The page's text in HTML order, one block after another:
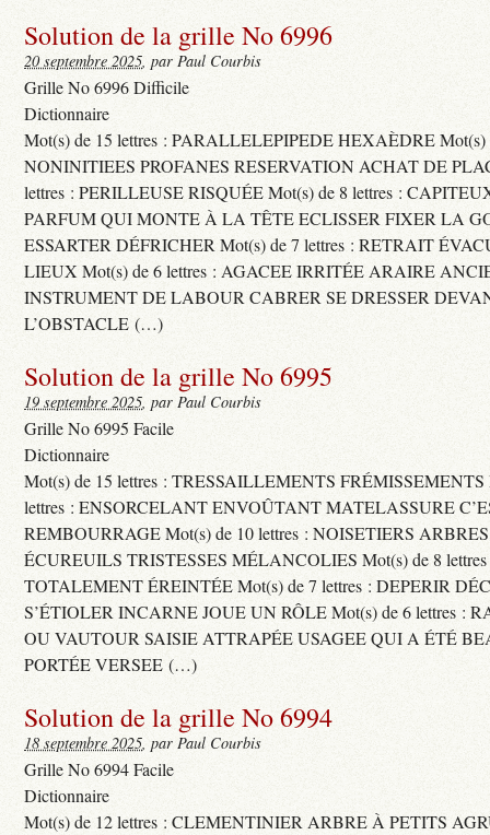
Solution de la grille No 6996
20 septembre 2025, par Paul Courbis
Grille No 6996 Difficile
Dictionnaire
Mot(s) de 15 lettres : PARALLELEPIPEDE HEXAÈDRE Mot(s)
NONINITIEES PROFANES RESERVATION ACHAT DE
lettres : PERILLEUSE RISQUÉE Mot(s) de 8 lettres :
PARFUM QUI MONTE À LA TÊTE ECLISSER FIXER LA
ESSARTER DÉFRICHER Mot(s) de 7 lettres : RETRAIT
LIEUX Mot(s) de 6 lettres : AGACEE IRRITÉE ARAIRE
INSTRUMENT DE LABOUR CABRER SE DRESSER
L’OBSTACLE (…)
Solution de la grille No 6995
19 septembre 2025, par Paul Courbis
Grille No 6995 Facile
Dictionnaire
Mot(s) de 15 lettres : TRESSAILLEMENTS FRÉMISSEMENTS
lettres : ENSORCELANT ENVOÛTANT MATELASSURE
REMBOURRAGE Mot(s) de 10 lettres : NOISETIERS
ÉCUREUILS TRISTESSES MÉLANCOLIES Mot(s) de 8
TOTALEMENT ÉREINTÉE Mot(s) de 7 lettres : DEPERIR
S’ÉTIOLER INCARNE JOUE UN RÔLE Mot(s) de 6 lettres :
OU VAUTOUR SAISIE ATTRAPÉE USAGEE QUI A ÉTÉ
PORTÉE VERSEE (…)
Solution de la grille No 6994
18 septembre 2025, par Paul Courbis
Grille No 6994 Facile
Dictionnaire
Mot(s) de 12 lettres : CLEMENTINIER ARBRE À PETITS